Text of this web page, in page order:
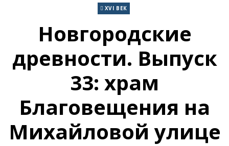
XVI ВЕК
Новгородские
древности. Выпуск
33: храм
Благовещения на
Михайловой улице